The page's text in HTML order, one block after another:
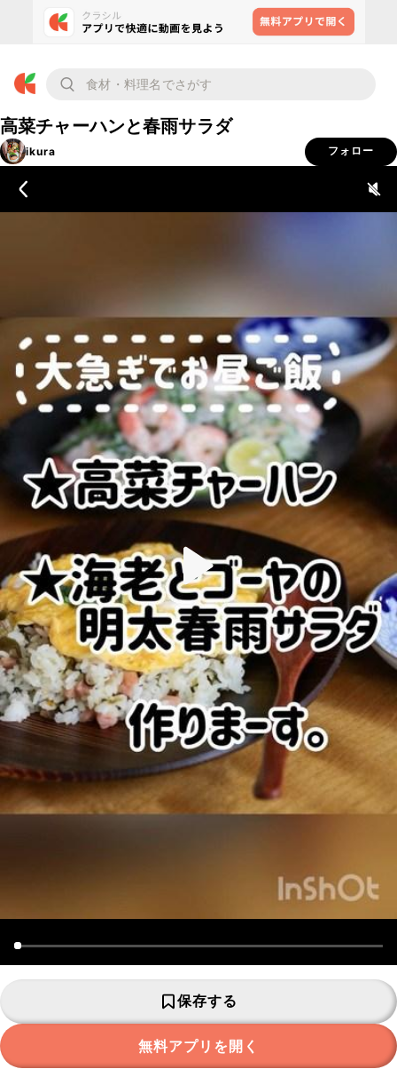
高菜チャーハンと春雨サラダ
ikura フォロー
保存する
無料アプリを開く